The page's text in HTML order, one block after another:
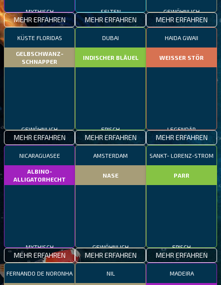
MYTHISCH
MEHR ERFAHREN
SELTEN
MEHR ERFAHREN
GEWÖHNLICH
MEHR ERFAHREN
KÜSTE FLORIDAS
GELBSCHWANZ-
SCHNAPPER
GEWÖHNLICH
MEHR ERFAHREN
DUBAI
INDISCHER BLÄUEL
EPISCH
MEHR ERFAHREN
HAIDA GWAII
WEISSER STÖR
LEGENDÄR
MEHR ERFAHREN
NICARAGUASEE
ALBINO-
ALLIGATORHECHT
MYTHISCH
MEHR ERFAHREN
AMSTERDAM
NASE
GEWÖHNLICH
MEHR ERFAHREN
SANKT- LORENZ-STROM
PARR
EPISCH
MEHR ERFAHREN
FERNANDO DE NORONHA NIL MADEIRA